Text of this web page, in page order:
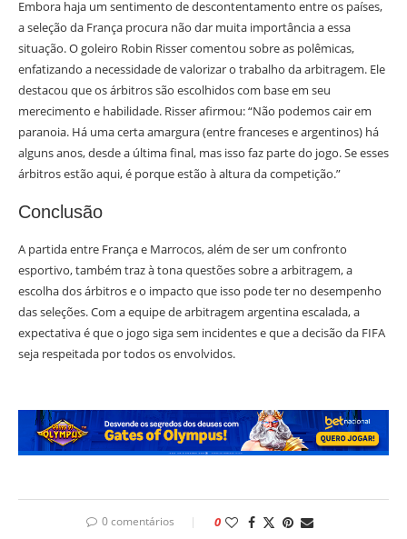
Embora haja um sentimento de descontentamento entre os países,
a seleção da França procura não dar muita importância a essa
situação. O goleiro Robin Risser comentou sobre as polêmicas,
enfatizando a necessidade de valorizar o trabalho da arbitragem. Ele
destacou que os árbitros são escolhidos com base em seu
merecimento e habilidade. Risser afirmou: “Não podemos cair em
paranoia. Há uma certa amargura (entre franceses e argentinos) há
alguns anos, desde a última final, mas isso faz parte do jogo. Se esses
árbitros estão aqui, é porque estão à altura da competição.”
Conclusão
A partida entre França e Marrocos, além de ser um confronto
esportivo, também traz à tona questões sobre a arbitragem, a
escolha dos árbitros e o impacto que isso pode ter no desempenho
das seleções. Com a equipe de arbitragem argentina escalada, a
expectativa é que o jogo siga sem incidentes e que a decisão da FIFA
seja respeitada por todos os envolvidos.
0 comentários 0